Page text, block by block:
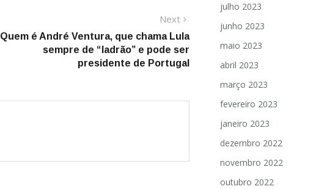
Next
post:
Quem é André Ventura, que chama Lula
sempre de “ladrão” e pode ser
presidente de Portugal
julho 2023
junho 2023
maio 2023
abril 2023
março 2023
fevereiro 2023
janeiro 2023
dezembro 2022
novembro 2022
outubro 2022